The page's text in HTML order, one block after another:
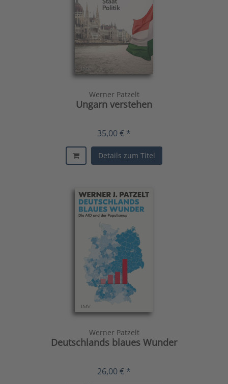
Werner Patzelt
Ungarn verstehen
35,00 € *
Details zum Titel
Werner Patzelt
Deutschlands blaues Wunder
26,00 € *